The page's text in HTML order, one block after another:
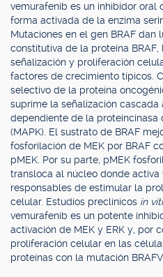
vemurafenib es un inhibidor oral
forma activada de la enzima
Mutaciones en el gen BRAF dan
constitutiva de la proteína
señalización y proliferación
factores de crecimiento típicos.
selectivo de la proteína
suprime la señalización cascada
dependiente de la proteincinasa
(MAPK). El sustrato de BRAF
fosforilación de MEK por BRAF
pMEK. Por su parte, pMEK
transloca al núcleo donde
responsables de estimular la
celular. Estudios preclínicos in
vemurafenib es un potente
activación de MEK y ERK y, por
proliferación celular en las
proteínas con la mutación